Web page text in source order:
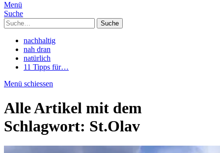
Menü
Suche
Suche
nachhaltig
nah dran
natürlich
11 Tipps für…
Menü schiessen
Alle Artikel mit dem
Schlagwort: St.Olav